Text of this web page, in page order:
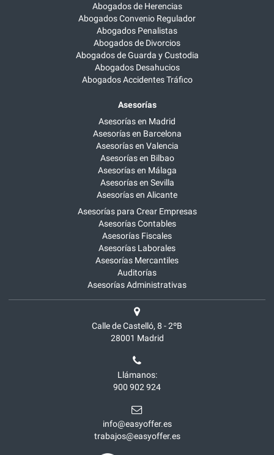
Abogados de Herencias
Abogados Convenio Regulador
Abogados Penalistas
Abogados de Divorcios
Abogados de Guarda y Custodia
Abogados Desahucios
Abogados Accidentes Tráfico
Asesorías
Asesorías en Madrid
Asesorías en Barcelona
Asesorías en Valencia
Asesorías en Bilbao
Asesorías en Málaga
Asesorías en Sevilla
Asesorías en Alicante
Asesorías para Crear Empresas
Asesorías Contables
Asesorías Fiscales
Asesorías Laborales
Asesorías Mercantiles
Auditorías
Asesorías Administrativas
Calle de Castelló, 8 - 2ºB
28001 Madrid
Llámanos:
900 902 924
info@easyoffer.es
trabajos@easyoffer.es